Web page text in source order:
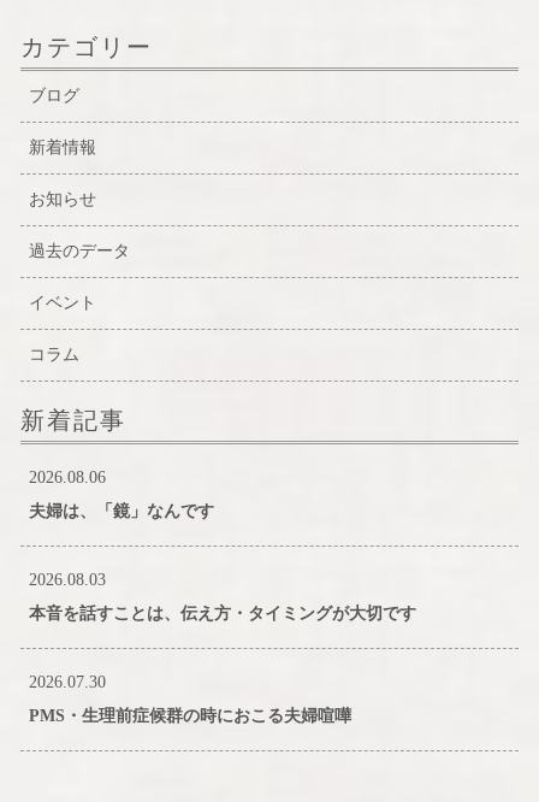
カテゴリー
ブログ
新着情報
お知らせ
過去のデータ
イベント
コラム
新着記事
2026.08.06
夫婦は、「鏡」なんです
2026.08.03
本音を話すことは、伝え方・タイミングが大切です
2026.07.30
PMS・生理前症候群の時におこる夫婦喧嘩